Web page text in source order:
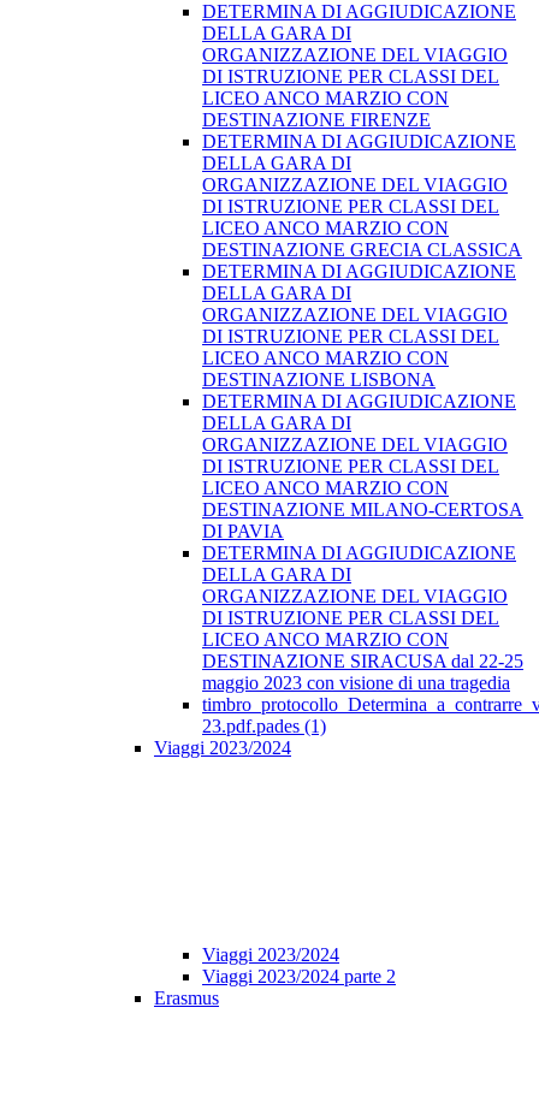
DETERMINA DI AGGIUDICAZIONE
DELLA GARA DI
ORGANIZZAZIONE DEL VIAGGIO
DI ISTRUZIONE PER CLASSI DEL
LICEO ANCO MARZIO CON
DESTINAZIONE FIRENZE
DETERMINA DI AGGIUDICAZIONE
DELLA GARA DI
ORGANIZZAZIONE DEL VIAGGIO
DI ISTRUZIONE PER CLASSI DEL
LICEO ANCO MARZIO CON
DESTINAZIONE GRECIA CLASSICA
DETERMINA DI AGGIUDICAZIONE
DELLA GARA DI
ORGANIZZAZIONE DEL VIAGGIO
DI ISTRUZIONE PER CLASSI DEL
LICEO ANCO MARZIO CON
DESTINAZIONE LISBONA
DETERMINA DI AGGIUDICAZIONE
DELLA GARA DI
ORGANIZZAZIONE DEL VIAGGIO
DI ISTRUZIONE PER CLASSI DEL
LICEO ANCO MARZIO CON
DESTINAZIONE MILANO-CERTOSA
DI PAVIA
DETERMINA DI AGGIUDICAZIONE
DELLA GARA DI
ORGANIZZAZIONE DEL VIAGGIO
DI ISTRUZIONE PER CLASSI DEL
LICEO ANCO MARZIO CON
DESTINAZIONE SIRACUSA dal 22-25
maggio 2023 con visione di una tragedia
23.pdf.pades (1)
Viaggi 2023/2024
Viaggi 2023/2024
Viaggi 2023/2024 parte 2
Erasmus